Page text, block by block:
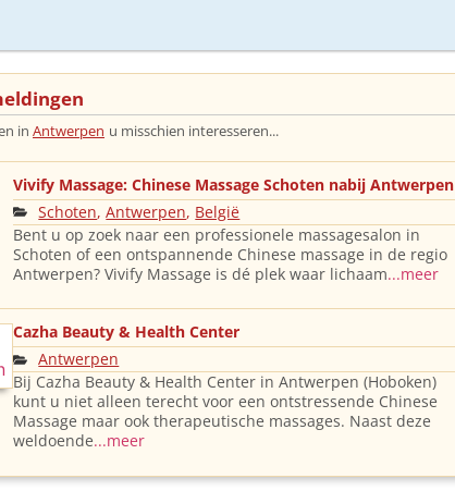
in Antwerpen u misschien interesseren...
Vivify Massage: Chinese Massage Schoten nabij Antwerpen
Schoten,Antwerpen, België
Bent u op zoek naar een professionele massagesalon in
Schoten of een ontspannende Chinese massage in de regio
Antwerpen? Vivify Massage is dé plek waar lichaam...meer
Cazha Beauty & Health Center
Antwerpen
Bij Cazha Beauty & Health Center in Antwerpen (Hoboken)
kunt u niet alleen terecht voor een ontstressende Chinese
Massage maar ook therapeutische massages. Naast deze
weldoende...meer